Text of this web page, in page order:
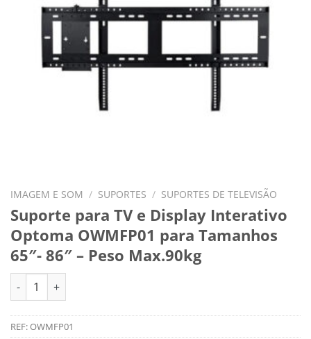
IMAGEM E SOM / SUPORTES / SUPORTES DE TELEVISÃO
Suporte para TV e Display Interativo
Optoma OWMFP01 para Tamanhos
65″- 86″ – Peso Max.90kg
Quantidade de Suporte para TV e Display Interativo Optoma
REF:OWMFP01